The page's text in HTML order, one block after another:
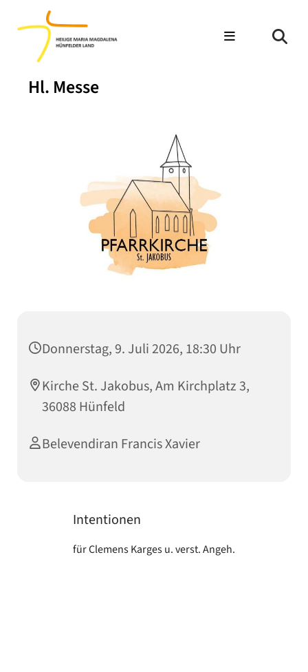
Hl. Messe
Donnerstag, 9. Juli 2026, 18:30 Uhr
Kirche St. Jakobus, Am Kirchplatz 3,
36088 Hünfeld
Belevendiran Francis Xavier
Intentionen
für Clemens Karges u. verst. Angeh.